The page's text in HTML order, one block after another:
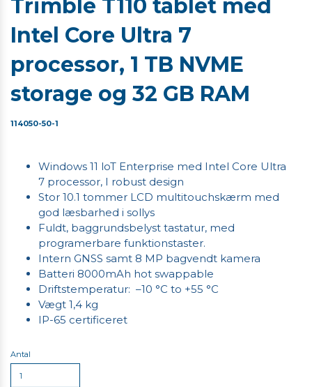
Trimble T110 tablet med
Intel Core Ultra 7
processor, 1 TB NVME
storage og 32 GB RAM
114050-50-1
Windows 11 loT Enterprise med Intel Core Ultra
7 processor, I robust design
Stor 10.1 tommer LCD multitouchskærm med
god læsbarhed i sollys
Fuldt, baggrundsbelyst tastatur, med
programerbare funktionstaster.
Intern GNSS samt 8 MP bagvendt kamera
Batteri 8000mAh hot swappable
Driftstemperatur: –10 °C to +55 °C
Vægt 1,4 kg
IP-65 certificeret
Antal